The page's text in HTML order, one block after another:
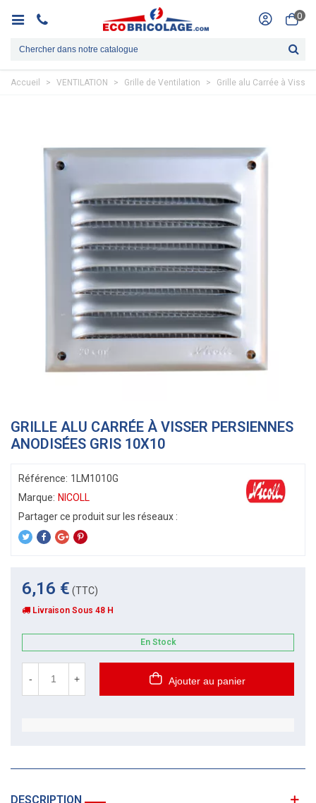
0
Accueil > VENTILATION > Grille de Ventilation > Grille alu Carrée à
GRILLE ALU CARRÉE À VISSER PERSIENNES
ANODISÉES GRIS 10X10
Référence: 1LM1010G
Marque: NICOLL
6,16 € (TTC)
Livraison Sous 48 H
En Stock
- + Ajouter au panier
DESCRIPTION